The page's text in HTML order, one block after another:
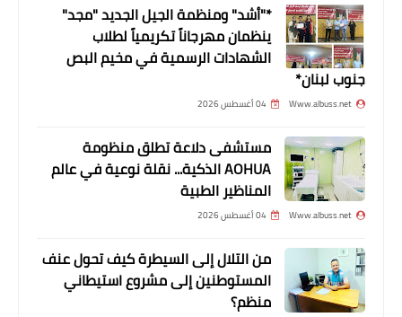
أخبار ‏البص
*جريمة هزّت مجدل عنجر خلاف عائلي
يذهب ضحيته قتيل وجريح*
أخبار ‏البص
*"أشد" ومنظمة الجيل الجديد "مجد"
ينظمان مهرجاناً تكريمياً لطلاب
الشهادات الرسمية في مخيم البص
جنوب لبنان*
Www.albuss.net 04 أغسطس 2026
مستشفى دلاعة تطلق منظومة
AOHUA الذكية... نقلة نوعية في عالم
المناظير الطبية
Www.albuss.net 04 أغسطس 2026
من التلال إلى السيطرة كيف تحول عنف
المستوطنين إلى مشروع استيطاني
منظم؟